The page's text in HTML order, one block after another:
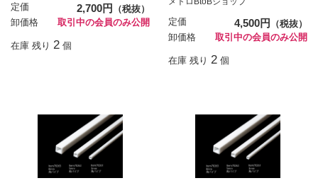
定価 2,700円
（税抜）
卸価格
取引中の会員のみ公開
在庫 残り 2 個
定価 4,500円
（税抜）
卸価格
取引中の会員のみ公開
在庫 残り 2 個